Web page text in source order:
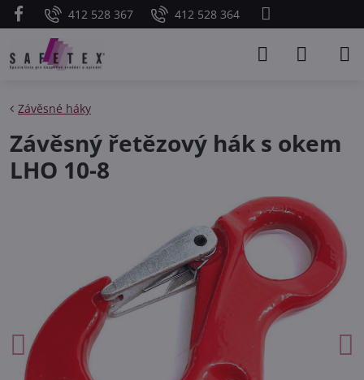
412 528 367 412 528 364
Závěsné háky
Závěsný řetězový hák s okem
LHO 10-8